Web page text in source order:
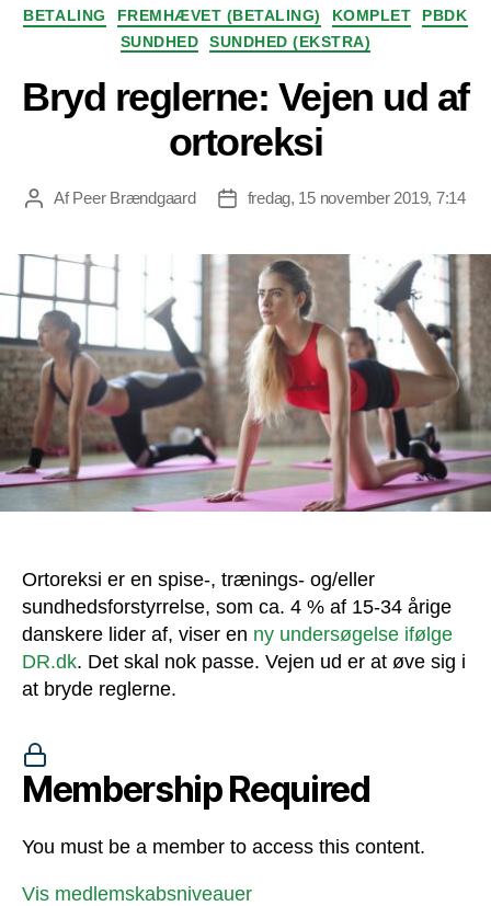
Kategorier
BETALING FREMHÆVET (BETALING) KOMPLET
PBDK
SUNDHED
SUNDHED (EKSTRA)
Bryd reglerne: Vejen ud af
ortoreksi
Indlægsforfatter
AfPeer Brændgaard Indlægsdato
fredag, 15 november 2019, 7:14
Ortoreksi er en spise-, trænings- og/eller
sundhedsforstyrrelse, som ca. 4 % af 15-34 årige
danskere lider af, viser en ny undersøgelse ifølge
DR.dk. Det skal nok passe. Vejen ud er at øve sig i
at bryde reglerne.
Membership Required
You must be a member to access this content.
Vis medlemskabsniveauer